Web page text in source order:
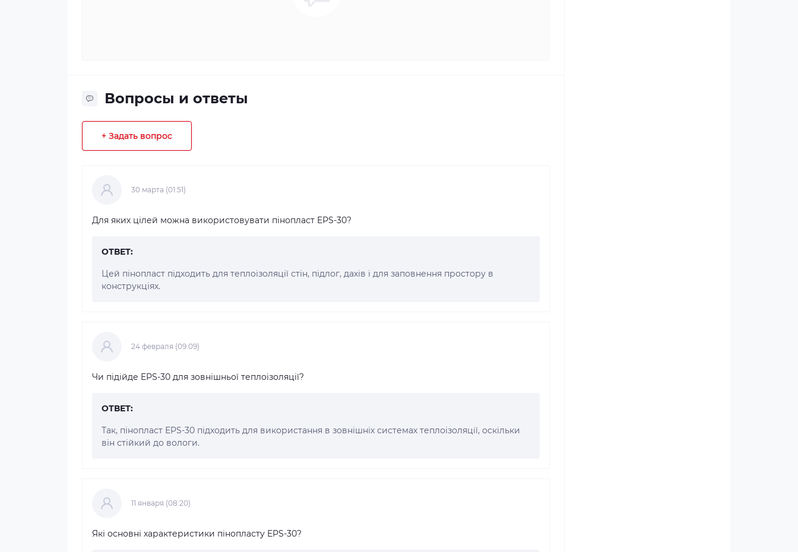
Вопросы и ответы
+ Задать вопрос
30 марта (01:51)
Для яких цілей можна використовувати пінопласт EPS-30?
ОТВЕТ:
Цей пінопласт підходить для теплоізоляції стін, підлог, дахів і для заповнення простору в
конструкціях.
24 февраля (09:09)
Чи підійде EPS-30 для зовнішньої теплоізоляції?
ОТВЕТ:
Так, пінопласт EPS-30 підходить для використання в зовнішніх системах теплоізоляції, оскільки
він стійкий до вологи.
11 января (08:20)
Які основні характеристики пінопласту EPS-30?